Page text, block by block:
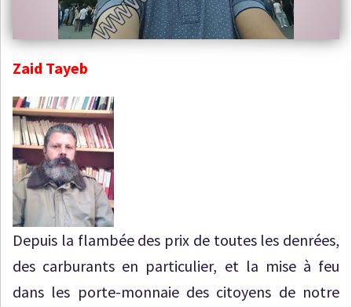
Zaid Tayeb
Depuis la flambée des prix de toutes les denrées,
des carburants en particulier, et la mise à feu
dans les porte-monnaie des citoyens de notre